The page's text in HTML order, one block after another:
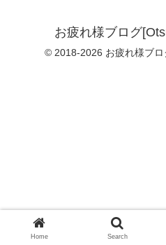
お疲れ様ブログ
© 2018-2026 お疲れ様ブロ
Home Search